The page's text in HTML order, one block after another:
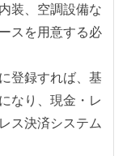
装、空調設備な
スを用意する必
登録すれば、基
なり、現金・レ
ス決済システム